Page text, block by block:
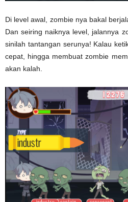
Di level awal, zombie nya bakal
Dan seiring naiknya level, jalannya
sinilah tantangan serunya! Kalau
cepat, hingga membuat zombie
akan kalah.